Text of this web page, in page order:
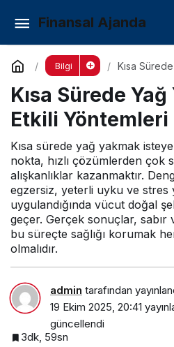
Finansal Ajanda
Bilgi
Kısa
Kısa Sürede Yağ
Etkili
Kısa sürede yağ yakmak
nokta, hızlı çözümlerden çok
alışkanlıklar kazanmaktır.
egzersiz, yeterli uyku ve stres
uygulandığında vücut doğal
geçer. Gerçek sonuçlar, sabır
bu süreçte sağlığı korumak
olmalıdır.
admin tarafından
19 Ekim 2025, 20:41
güncellendi
3dk, 59sn
Yürüyüşle Kilo
Nelerdir?
Yorum Yap